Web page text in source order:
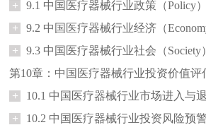
+
9.1 中国医疗器械行业政策（Policy
+
9.2 中国医疗器械行业经济（
+
9.3 中国医疗器械行业社会（Society
第10章：中国医疗器械行业投资价值
+
10.1 中国医疗器械行业市场进入与
+
10.2 中国医疗器械行业投资风险预